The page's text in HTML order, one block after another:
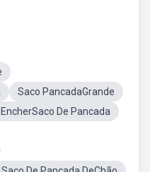
Saco PancadaGrande
EncherSaco De Pancada